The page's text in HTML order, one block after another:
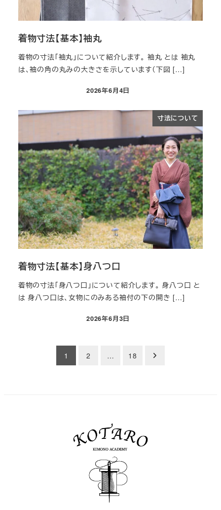
着物寸法【基本】袖丸
着物の寸法「袖丸」について紹介します。 袖丸 とは 袖丸
は、袖の角の丸みの大きさを示しています（下図 […]
投稿日
2026年6月4日
寸法について
着物寸法【基本】身八つ口
着物の寸法「身八つ口」について紹介します。 身八つ口 と
は 身八つ口は、女物にのみある袖付の下の開き […]
投稿日
2026年6月3日
1 2 … 18